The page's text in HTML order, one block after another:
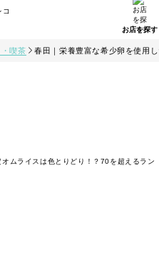
喫茶 春田｜栄養豊富な希少卵を使用